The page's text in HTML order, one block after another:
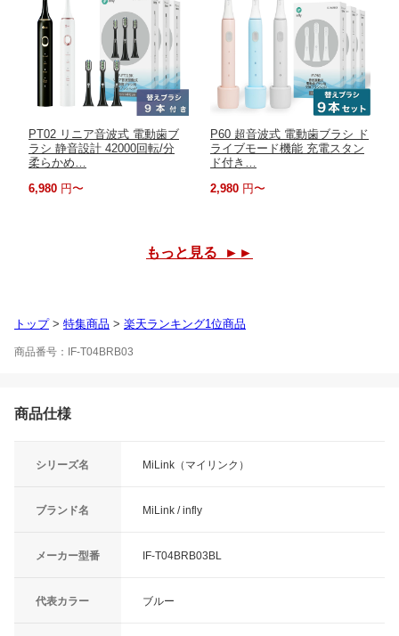
PT02 リニア音波式 電動歯ブ
ラシ 静音設計 42000回転/分
柔らかめ…
6,980 円〜
P60 超音波式 電動歯ブラシ ド
ライブモード機能 充電スタン
ド付き…
2,980 円〜
もっと見る ►►
トップ> 特集商品 > 楽天ランキング1位商品
商品番号：IF-T04BRB03
商品仕様
シリーズ名 MiLink（マイリンク）
ブランド名 MiLink / infly
メーカー型番 IF-T04BRB03BL
代表カラー ブルー